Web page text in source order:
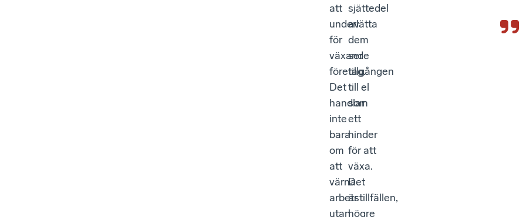
att
underlätta
för
växande
företag.
Det
handlar
inte
bara
om
att
värna
arbetstillfällen,
utan
sjättedel
av
dem
ser
tillgången
till el
som
ett
hinder
för att
växa.
Det
är
högre